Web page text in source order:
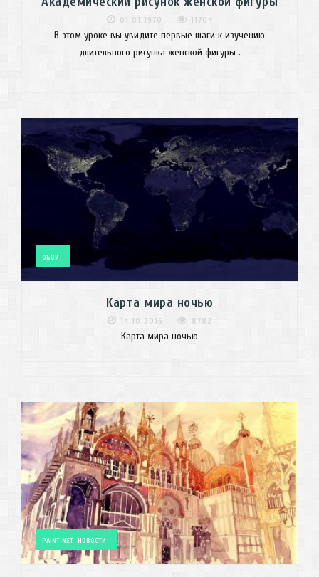
01.01.1970 11704
В этом уроке вы увидите первые шаги к изучению
длительного рисунка женской фигуры .
ОБОИ
Карта мира ночью
14.10.2016 8782
Карта мира ночью
PAINT.NET НОВОСТИ